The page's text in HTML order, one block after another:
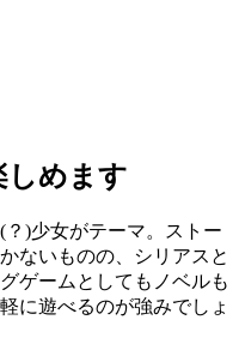
しめます
)少女がテーマ。ストー
ないものの、シリアスと
ゲームとしてもノベルも
に遊べるのが強みでしょ